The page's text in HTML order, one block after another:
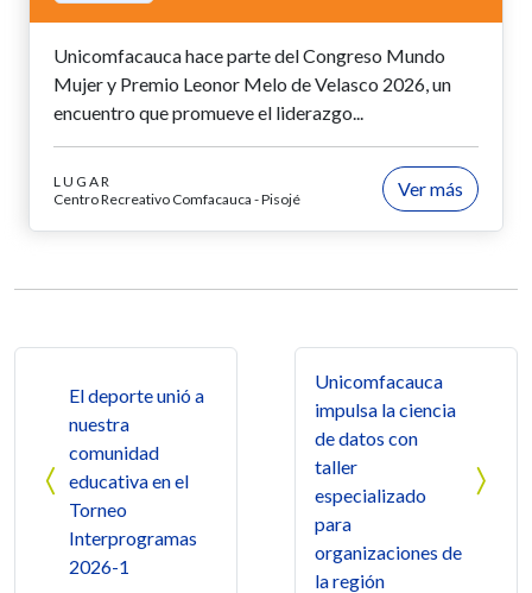
Unicomfacauca hace parte del Congreso Mundo
Mujer y Premio Leonor Melo de Velasco 2026, un
encuentro que promueve el liderazgo...
LUGAR
Centro Recreativo Comfacauca - Pisojé
Ver más
El deporte unió a
nuestra
comunidad
educativa en el
Torneo
Interprogramas
2026-1
Unicomfacauca
impulsa la ciencia
de datos con
taller
especializado
para
organizaciones de
la región